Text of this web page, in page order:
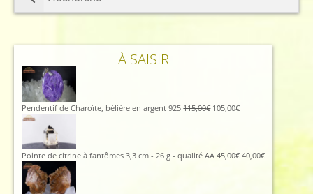
ancien
À SAISIR
Pendentif de Charoïte, bélière en argent 925 115,00€ Le
115,00€.
105,00€Le
105,00€.
Pointe de citrine à fantômes 3,3 cm - 26 g - qualité AA 45,00€Le
40,00€Le